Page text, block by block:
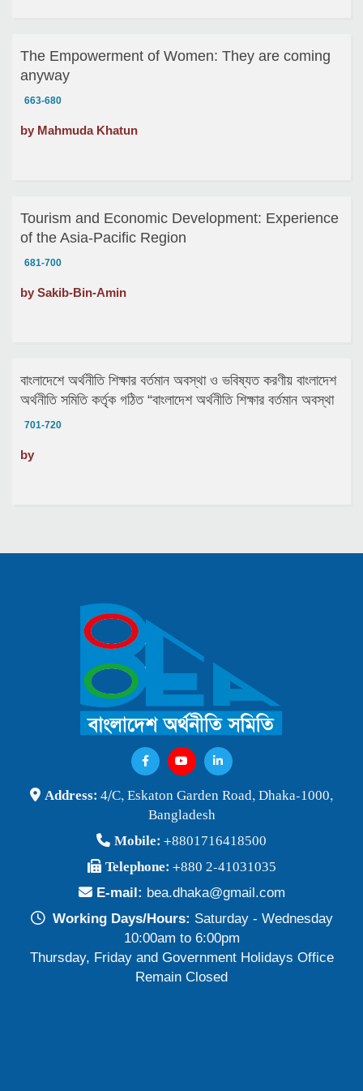
The Empowerment of Women: They are coming
anyway
663-680
by Mahmuda Khatun
Tourism and Economic Development: Experience
of the Asia-Pacific Region
681-700
by Sakib-Bin-Amin
বাংলাদেশে অর্থনীতি শিক্ষার বর্তমান অবস্থা ও ভবিষ্যত করণীয় বাংলাদেশ
অর্থনীতি সমিতি কর্তৃক গঠিত “বাংলাদেশ অর্থনীতি শিক্ষার বর্তমান অবস্থা
ও ভবিষ্যত করণীয় নির্ধারণ সংক্রান্ত স্বাধীন কমিশন”
701-720
by
Address: 4/C, Eskaton Garden Road, Dhaka-1000,
Bangladesh
Mobile: +8801716418500
Telephone: +880 2-41031035
E-mail: bea.dhaka@gmail.com
Working Days/Hours: Saturday - Wednesday
10:00am to 6:00pm
Thursday, Friday and Government Holidays Office
Remain Closed